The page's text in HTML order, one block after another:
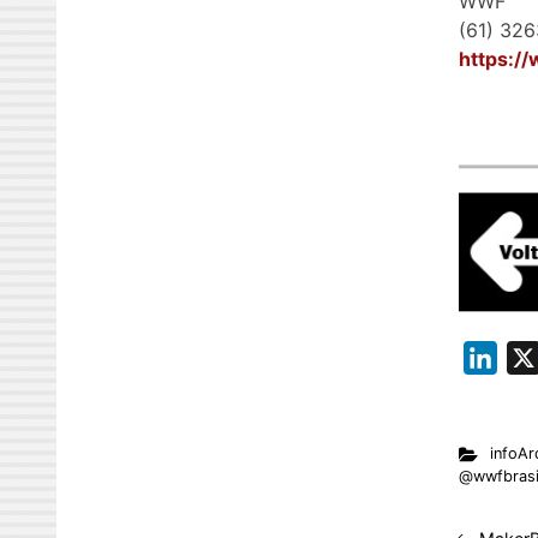
(61)
https://
k
d